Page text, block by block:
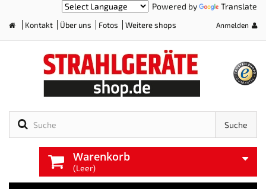
Powered by Translate
Kontakt Über uns Fotos Weitere shops Anmelden
Suche
Warenkorb
(Leer)